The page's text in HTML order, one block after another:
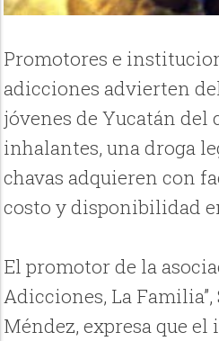
Promotores e
adicciones advierten
jóvenes de Yucatán del
inhalantes, una droga
chavas adquieren con
costo y disponibilidad
El promotor de la
Adicciones, La Familia”,
Méndez, expresa que